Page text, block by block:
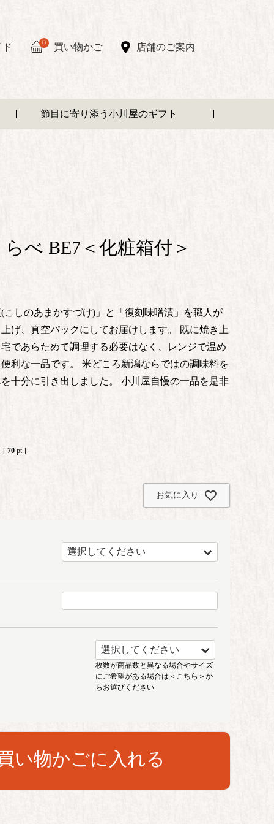
0 買い物かご 店舗のご案内
節目に寄り添う小川屋のギフト
べ BE7＜化粧箱付＞
こしのあまかすづけ)」と「復刻味噌漬」を職人が
げ、真空パックにしてお届けします。 既に焼き上
であらためて調理する必要はなく、レンジで温め
利な一品です。 米どころ新潟ならではの調味料を
十分に引き出しました。 小川屋自慢の一品を是非
[ 70 pt ]
お気に入り
い物かごに入れる
枚数が商品数と異なる場合やサイズ
にご希望がある場合は ＜こちら＞ か
らお選びください